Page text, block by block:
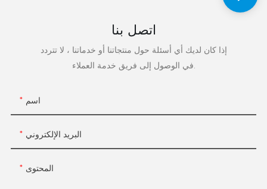
اتصل بنا
إذا كان لديك أي أسئلة حول منتجاتنا أو خدماتنا ، لا تتردد
في الوصول إلى فريق خدمة العملاء.
اسم
البريد الإلكتروني
المحتوى